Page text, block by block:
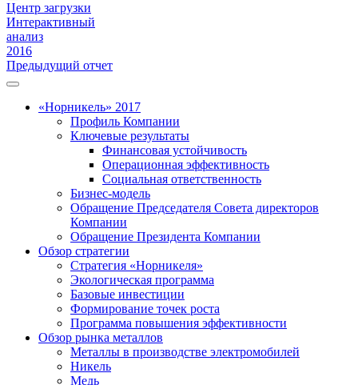
Центр загрузки
Интерактивный
анализ
2016
Предыдущий отчет
«Норникель» 2017
Профиль Компании
Ключевые результаты
Финансовая устойчивость
Операционная эффективность
Социальная ответственность
Бизнес-модель
Обращение Председателя Совета директоров
Компании
Обращение Президента Компании
Обзор стратегии
Стратегия «Норникеля»
Экологическая программа
Базовые инвестиции
Формирование точек роста
Программа повышения эффективности
Обзор рынка металлов
Металлы в производстве электромобилей
Никель
Медь